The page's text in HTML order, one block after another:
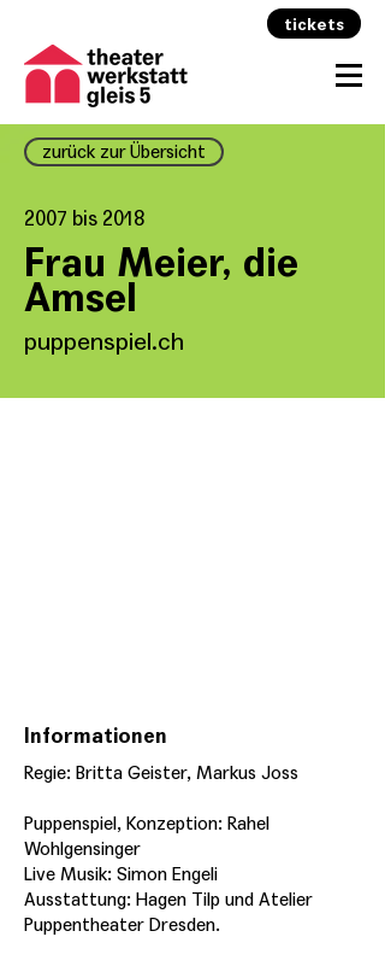
tickets
zurück zur Übersicht
2007 bis 2018
Frau Meier, die
Amsel
puppenspiel.ch
Informationen
Regie: Britta Geister, Markus Joss
Puppenspiel, Konzeption: Rahel
Wohlgensinger
Live Musik: Simon Engeli
Ausstattung: Hagen Tilp und Atelier
Puppentheater Dresden.